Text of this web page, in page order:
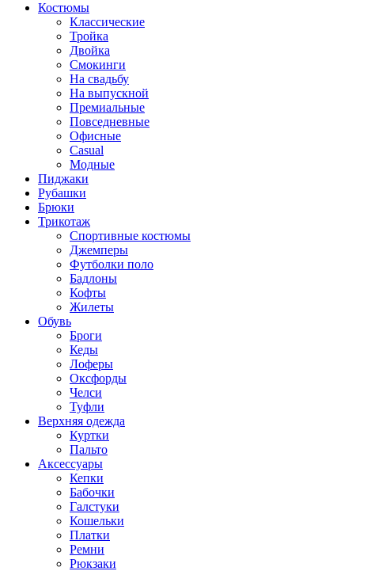
Костюмы
Классические
Тройка
Двойка
Смокинги
На свадьбу
На выпускной
Премиальные
Повседневные
Офисные
Casual
Модные
Пиджаки
Рубашки
Брюки
Трикотаж
Спортивные костюмы
Джемперы
Футболки поло
Бадлоны
Кофты
Жилеты
Обувь
Броги
Кеды
Лоферы
Оксфорды
Челси
Туфли
Верхняя одежда
Куртки
Пальто
Аксессуары
Кепки
Бабочки
Галстуки
Кошельки
Платки
Ремни
Рюкзаки